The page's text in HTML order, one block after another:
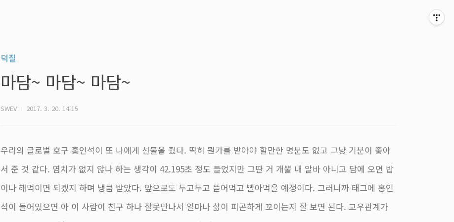
덕질
마담~ 마담~ 마담~
SWEV 2017. 3. 20. 14:15
우리의 글로벌 호구 홍인석이 또 나에게 선물을 줬다. 딱히 뭔가를 받아야 할만한 명분도 없고 그냥 기분이 좋아
서 준 것 같다. 염치가 없지 않나 하는 생각이 42.195초 정도 들었지만 그딴 거 개뿔 내 알바 아니고 담에 오면 밥
이나 해먹이면 되겠지 하며 냉큼 받았다. 앞으로도 두고두고 뜯어먹고 빨아먹을 예정이다. 그러니까 태그에 홍인
석이 들어있으면 아 이 사람이 친구 하나 잘못만나서 얼마나 삶이 피곤하게 꼬이는지 잘 보면 된다. 교우관계가